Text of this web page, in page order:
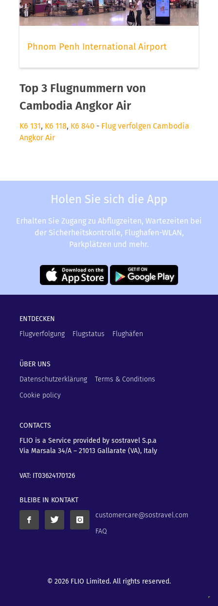
Phnom Penh International Airport
Top 3 Flugnummern von
Cambodia Angkor Air
K6 131, K6 118, K6 840 - Flug verfolgen Cambodia
Angkor Air
Holen Sie sich die App
Erhalten Sie Zugang zu Abflugzeiten, Wartezeiten bei
der Sicherheitskontrolle, Flughafen-WLAN,
Parkplätzen und mehr.
ENTDECKEN
Flugverfolgung
Flugstatus Flughäfen
ÜBER UNS
Datenschutzerklärung
Terms & Conditions
Cookie policy
CONTACTS
FLIO is a Service provided by sostravel S.p.a
Via Marsala 34/A – 21013 Gallarate (VA), Italy
VAT: IT03624170126
BLEIBE IN KONTAKT
customercare@sostravel.com
FAQ
© 2026 FLIO Limited. All rights reserved.